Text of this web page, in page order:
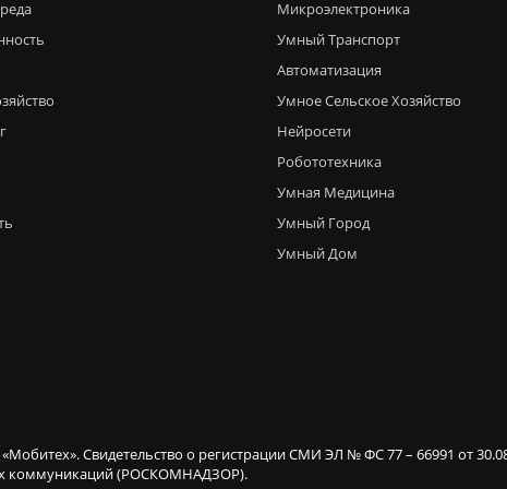
Микроэлектроника
Умный Транспорт
Автоматизация
Умное Сельское Хозяйство
Нейросети
Робототехника
Умная Медицина
Умный Город
Умный Дом
Свидетельство о регистрации СМИ ЭЛ № ФС 77 – 66991 от
коммуникаций (РОСКОМНАДЗОР).